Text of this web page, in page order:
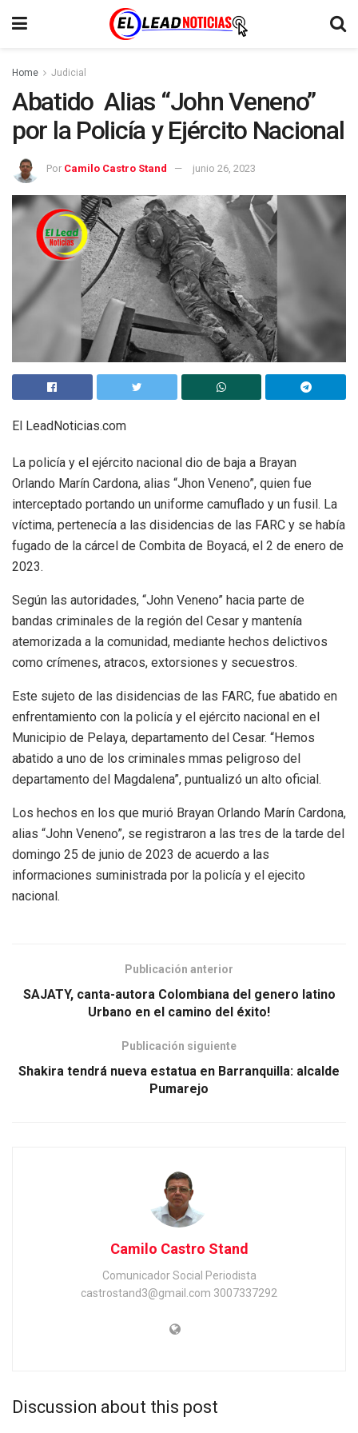
Home Judicial
Abatido Alias “John Veneno”
por la Policía y Ejército Nacional
Por Camilo Castro Stand junio 26, 2023
El LeadNoticias.com
La policía y el ejército nacional dio de baja a Brayan
Orlando Marín Cardona, alias “Jhon Veneno”, quien fue
interceptado portando un uniforme camuflado y un fusil. La
víctima, pertenecía a las disidencias de las FARC y se había
fugado de la cárcel de Combita de Boyacá, el 2 de enero de
2023.
Según las autoridades, “John Veneno” hacia parte de
bandas criminales de la región del Cesar y mantenía
atemorizada a la comunidad, mediante hechos delictivos
como crímenes, atracos, extorsiones y secuestros.
Este sujeto de las disidencias de las FARC, fue abatido en
enfrentamiento con la policía y el ejército nacional en el
Municipio de Pelaya, departamento del Cesar. “Hemos
abatido a uno de los criminales mmas peligroso del
departamento del Magdalena”, puntualizó un alto oficial.
Los hechos en los que murió Brayan Orlando Marín Cardona,
alias “John Veneno”, se registraron a las tres de la tarde del
domingo 25 de junio de 2023 de acuerdo a las
informaciones suministrada por la policía y el ejecito
nacional.
Publicación anterior
SAJATY, canta-autora Colombiana del genero latino
Urbano en el camino del éxito!
Publicación siguiente
Shakira tendrá nueva estatua en Barranquilla: alcalde
Pumarejo
Camilo Castro Stand
Comunicador Social Periodista
castrostand3@gmail.com 3007337292
Discussion about this post